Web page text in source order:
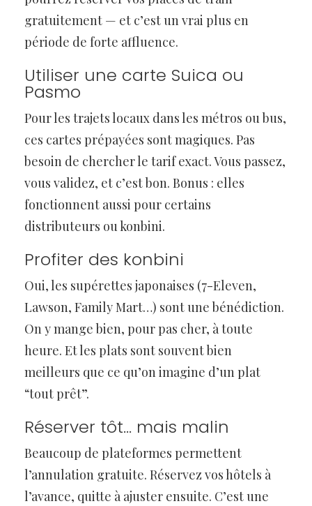
gratuitement — et c’est un vrai plus en
période de forte affluence.
Utiliser une carte Suica ou
Pasmo
Pour les trajets locaux dans les métros ou bus,
ces cartes prépayées sont magiques. Pas
besoin de chercher le tarif exact. Vous passez,
vous validez, et c’est bon. Bonus : elles
fonctionnent aussi pour certains
distributeurs ou konbini.
Profiter des konbini
Oui, les supérettes japonaises (7-Eleven,
Lawson, Family Mart…) sont une bénédiction.
On y mange bien, pour pas cher, à toute
heure. Et les plats sont souvent bien
meilleurs que ce qu’on imagine d’un plat
“tout prêt”.
Réserver tôt… mais malin
Beaucoup de plateformes permettent
l’annulation gratuite. Réservez vos hôtels à
l’avance, quitte à ajuster ensuite. C’est une